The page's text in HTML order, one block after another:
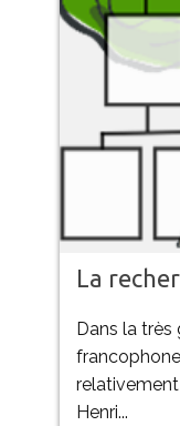
La
Dans la très
relativement
Henri...